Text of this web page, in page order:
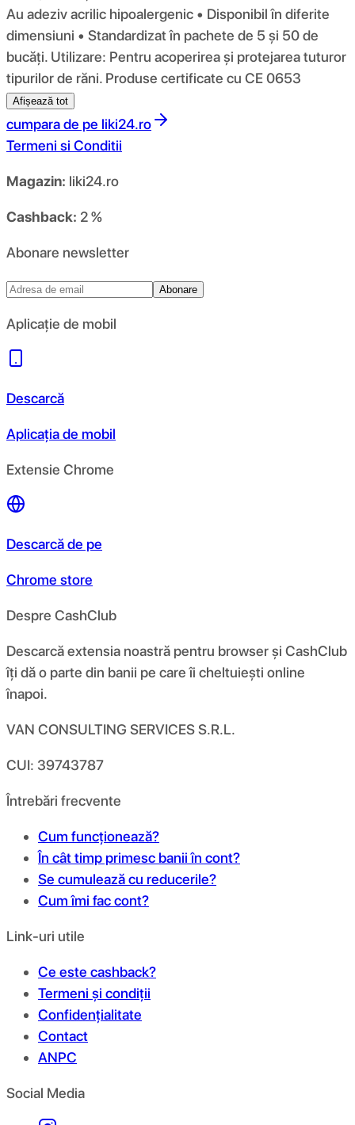
Au adeziv acrilic hipoalergenic • Disponibil în diferite
dimensiuni • Standardizat în pachete de 5 și 50 de
bucăți. Utilizare: Pentru acoperirea și protejarea tuturor
tipurilor de răni. Produse certificate cu CE 0653
Afișează tot
cumpara de pe liki24.ro
Termeni si Conditii
Magazin: liki24.ro
Cashback: 2 %
Abonare newsletter
Abonare
Aplicație de mobil
Descarcă
Aplicația de mobil
Extensie Chrome
Descarcă de pe
Chrome store
Despre CashClub
Descarcă extensia noastră pentru browser și CashClub
îți dă o parte din banii pe care îi cheltuiești online
înapoi.
VAN CONSULTING SERVICES S.R.L.
CUI: 39743787
Întrebări frecvente
Cum funcționează?
În cât timp primesc banii în cont?
Se cumulează cu reducerile?
Cum îmi fac cont?
Link-uri utile
Ce este cashback?
Termeni și condiții
Confidențialitate
Contact
ANPC
Social Media